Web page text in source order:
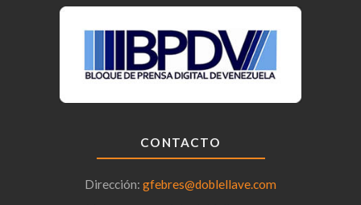
CONTACTO
Dirección: gfebres@doblellave.com